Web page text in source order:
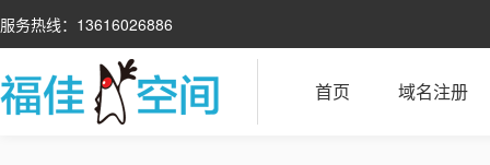
服务热线：13616026886
首页 域名注册